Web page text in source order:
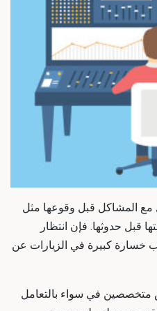
مع المشاكل قبل وقوعها مثل
قبل حدوثها. فإن انتظار
خسارة كبيرة في الزيارات عن
متخصصين في سواء بالتعامل